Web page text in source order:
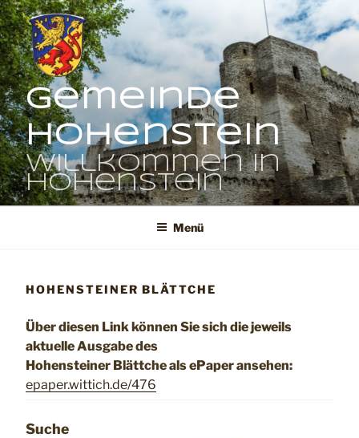
Zum
Inhalt
springen
Gemeinde
Hohenstein
Willkommen in
Hohenstein
Menü
HOHENSTEINER BLÄTTCHE
Über diesen Link können Sie sich die jeweils
aktuelle Ausgabe des
Hohensteiner Blättche als ePaper ansehen:
epaper.wittich.de/476
Suche